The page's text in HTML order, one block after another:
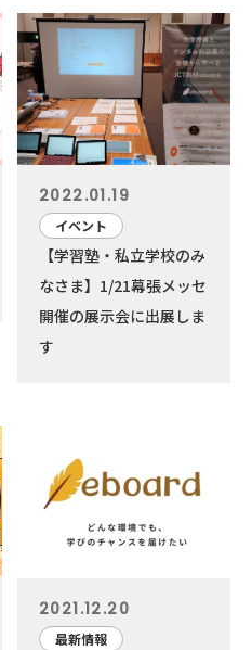
2022.01.19
イベント
【学習塾・私立学校のみ
なさま】1/21幕張メッセ
開催の展示会に出展しま
す
2021.12.20
最新情報